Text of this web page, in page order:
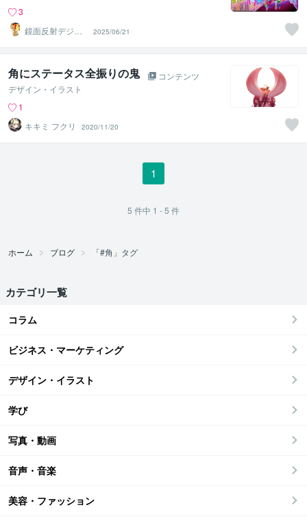
3
鏡面反射デジタ
ルアート製作所
（鈴木穣）
2025/06/21
角にステータス全振りの鬼
コンテンツ
デザイン・イラスト
1
キキミ フクリ
2020/11/20
1
5 件中 1 - 5 件
ホーム ブログ 「#角」タグ
カテゴリ一覧
コラム
ビジネス・マーケティング
デザイン・イラスト
学び
写真・動画
音声・音楽
美容・ファッション